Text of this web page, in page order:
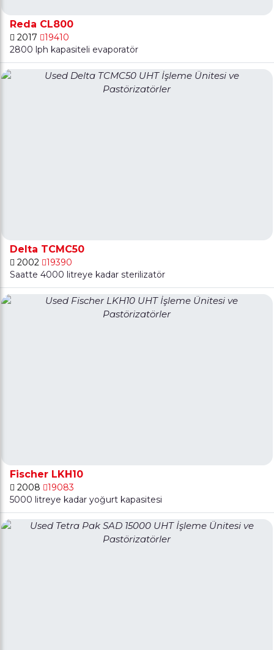
Reda CL800
2017
19410
2800 lph kapasiteli evaporatör
Delta TCMC50
2002
19390
Saatte 4000 litreye kadar sterilizatör
Fischer LKH10
2008
19083
5000 litreye kadar yoğurt kapasitesi